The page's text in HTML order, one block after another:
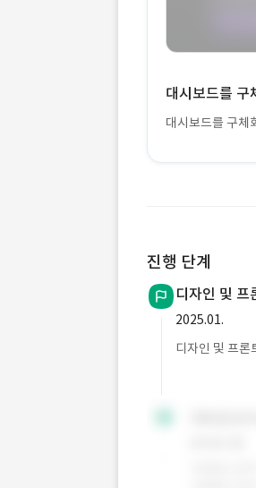
대시보드를 구
대시보드를 구체
진행 단계
디자인 및 프
2025.01.
디자인 및 프론